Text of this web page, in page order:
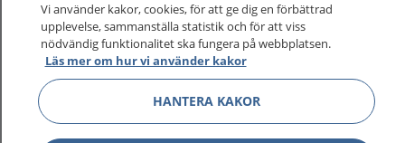
1177–tryggt om din hälsa och vård
På 1177.se får du råd om hälsa och information om
sjukdomar och vilka mottagningar du kan kontakta.
Logga in för att läsa din journal och göra dina
vårdärenden. Ring telefonnummer 1177 för
Vi använder kakor, cookies, för att ge dig en förbättrad
upplevelse, sammanställa statistik och för att viss
nödvändig funktionalitet ska fungera på webbplatsen.
Läs mer om hur vi använder kakor
HANTERA KAKOR